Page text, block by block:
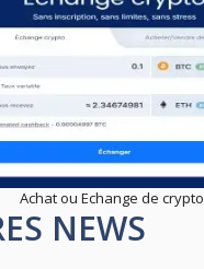
Achat ou Echange de crypto
NEWS